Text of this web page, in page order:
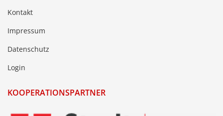
Kontakt
Impressum
Datenschutz
Login
KOOPERATIONSPARTNER